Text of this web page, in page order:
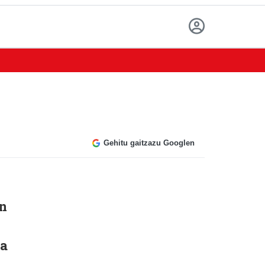
Gehitu gaitzazu Googlen